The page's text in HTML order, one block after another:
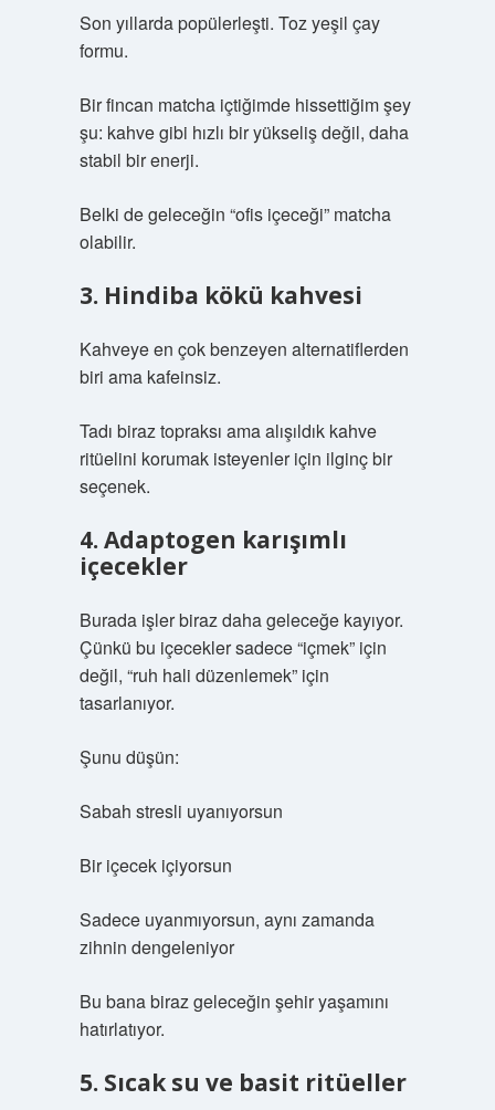
Son yıllarda popülerleşti. Toz yeşil çay
formu.
Bir fincan matcha içtiğimde hissettiğim şey
şu: kahve gibi hızlı bir yükseliş değil, daha
stabil bir enerji.
Belki de geleceğin “ofis içeceği” matcha
olabilir.
3. Hindiba kökü kahvesi
Kahveye en çok benzeyen alternatiflerden
biri ama kafeinsiz.
Tadı biraz topraksı ama alışıldık kahve
ritüelini korumak isteyenler için ilginç bir
seçenek.
4. Adaptogen karışımlı
içecekler
Burada işler biraz daha geleceğe kayıyor.
Çünkü bu içecekler sadece “içmek” için
değil, “ruh hali düzenlemek” için
tasarlanıyor.
Şunu düşün:
Sabah stresli uyanıyorsun
Bir içecek içiyorsun
Sadece uyanmıyorsun, aynı zamanda
zihnin dengeleniyor
Bu bana biraz geleceğin şehir yaşamını
hatırlatıyor.
5. Sıcak su ve basit ritüeller